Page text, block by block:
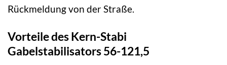
Rückmeldung von der Straße.
Vorteile des Kern-Stabi
Gabelstabilisators 56-121,5